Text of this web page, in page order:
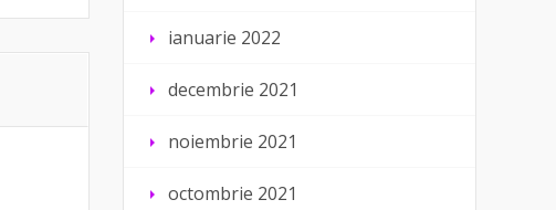
ianuarie 2022
decembrie 2021
noiembrie 2021
octombrie 2021